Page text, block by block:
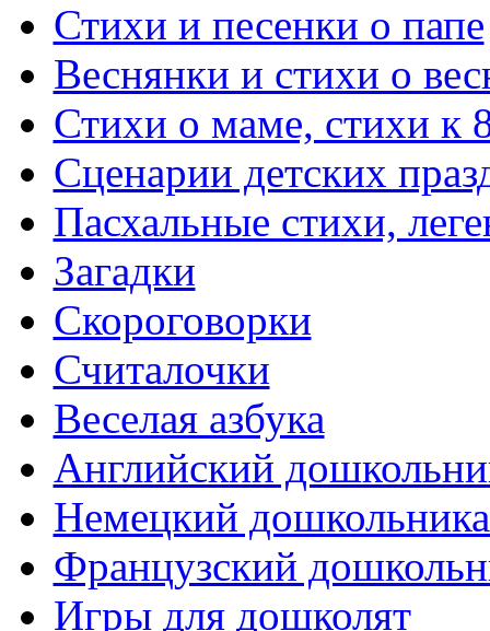
Стихи и песенки о папе
Веснянки и стихи о
Стихи о маме, стихи к
Сценарии детских
Пасхальные стихи,
Загадки
Скороговорки
Считалочки
Веселая азбука
Английский
Немецкий
Французский
Игры для дошколят